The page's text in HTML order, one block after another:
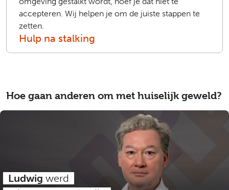
accepteren. Wij helpen je om de juiste stappen te
zetten.
Hulp na stalking
Hoe gaan anderen om met huiselijk geweld?
Ludwig werd